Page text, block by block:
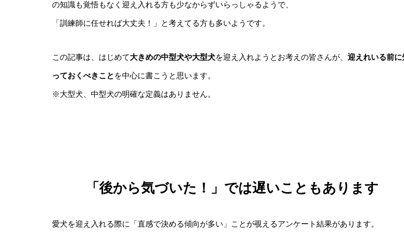
の知識も覚悟もなく迎え入れる方も少なからずいらっしゃるようで、
「訓練師に任せれば大丈夫！」と考えてる方も多いようです。
この記事は、はじめて大きめの中型犬や大型犬を迎え入れようとお考えの皆さんが、 迎えれいる前に
っておくべきこと を中心に書こうと思います。
※大型犬、中型犬の明確な定義はありません。
「後から気づいた！」では遅いこともあります
愛犬を迎え入れる際に「直感で決める傾向が多い」ことが覗えるアンケート結果があります。